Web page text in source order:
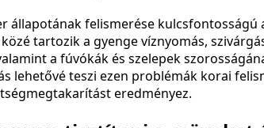
állapotának felismerése kulcsfontosságú
tartozik a gyenge víznyomás,
a fúvókák és szelepek
lehetővé teszi ezen problémák korai
eredményez.